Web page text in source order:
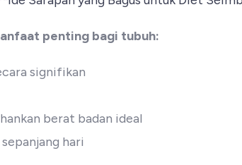
penting bagi tubuh:
signifikan
berat badan ideal
hari